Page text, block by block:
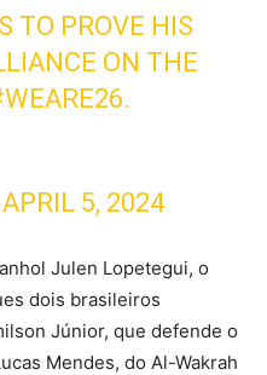
TO PROVE HIS
ON THE
.
APRIL 5, 2024
Julen Lopetegui, o
dois brasileiros
Júnior, que defende o
Mendes, do Al-Wakrah